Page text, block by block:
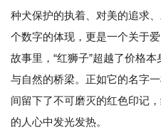
种犬保护的执着、对美的追求
个数字的体现，更是一个关于
故事里，“红狮子”超越了价格
与自然的桥梁。正如它的名字
间留下了不可磨灭的红色印记
的人心中发光发热。